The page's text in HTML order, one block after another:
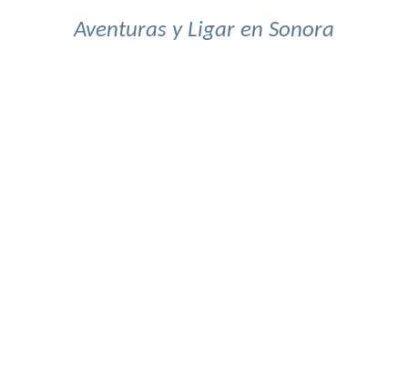
Aventuras y Ligar en Sonora